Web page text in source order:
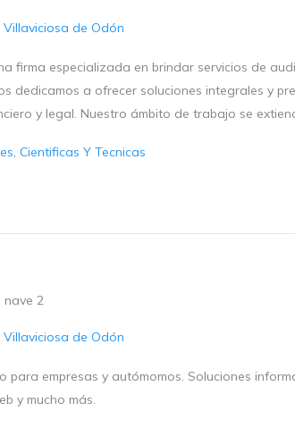
Villaviciosa de Odón
firma especializada en brindar servicios de
dedicamos a ofrecer soluciones integrales y
y legal. Nuestro ámbito de trabajo se
Cientificas Y Tecnicas
nave 2
Villaviciosa de Odón
para empresas y autómomos. Soluciones
y mucho más.